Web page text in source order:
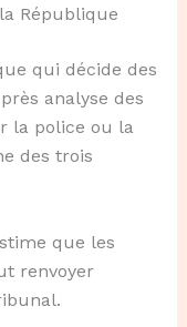
République
qui décide des
analyse des
la police ou la
des trois
que les
renvoyer